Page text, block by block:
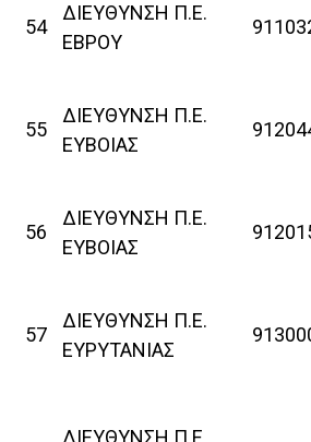
54
ΔΙΕΥΘΥΝΣΗ Π.Ε.
ΕΒΡΟΥ
55
ΔΙΕΥΘΥΝΣΗ Π.Ε.
ΕΥΒΟΙΑΣ
56
ΔΙΕΥΘΥΝΣΗ Π.Ε.
ΕΥΒΟΙΑΣ
57
ΔΙΕΥΘΥΝΣΗ Π.Ε.
ΕΥΡΥΤΑΝΙΑΣ
ΔΙΕΥΘΥΝΣΗ Π.Ε.